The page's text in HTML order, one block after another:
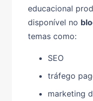
educacional
disponível no
temas como:
SEO
tráfego
marketing